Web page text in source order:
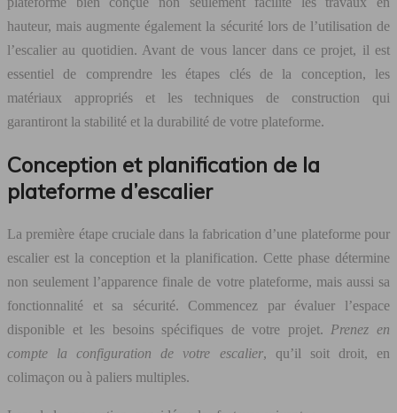
hauteur, mais augmente également la sécurité lors de l’utilisation de
l’escalier au quotidien. Avant de vous lancer dans ce projet, il est
essentiel de comprendre les étapes clés de la conception, les
matériaux appropriés et les techniques de construction qui
garantiront la stabilité et la durabilité de votre plateforme.
Conception et planification de la
plateforme d’escalier
La première étape cruciale dans la fabrication d’une plateforme pour
escalier est la conception et la planification. Cette phase détermine
non seulement l’apparence finale de votre plateforme, mais aussi sa
fonctionnalité et sa sécurité. Commencez par évaluer l’espace
disponible et les besoins spécifiques de votre projet. Prenez en
compte la configuration de votre escalier, qu’il soit droit, en
colimaçon ou à paliers multiples.